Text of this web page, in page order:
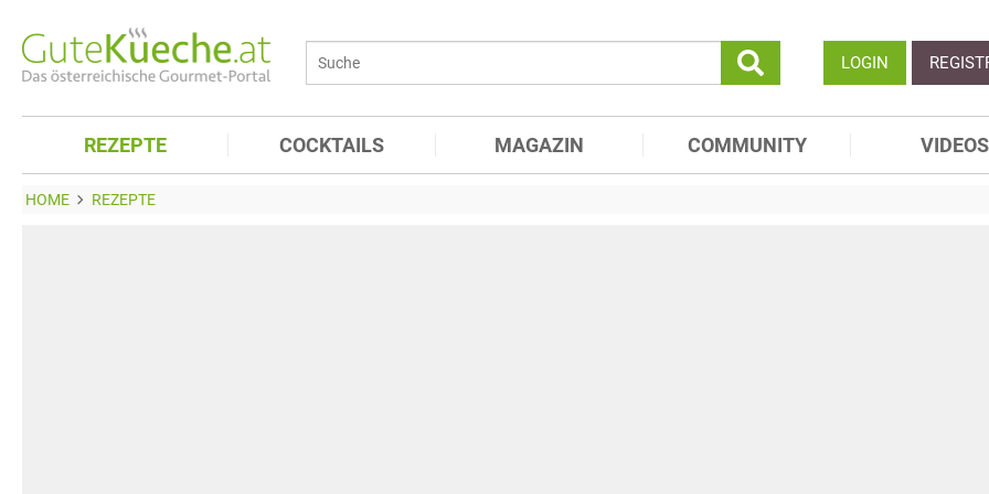
LOGIN
REZEPTE COCKTAILS MAGAZIN COMMUNITY VIDEOS
HOME REZEPTE